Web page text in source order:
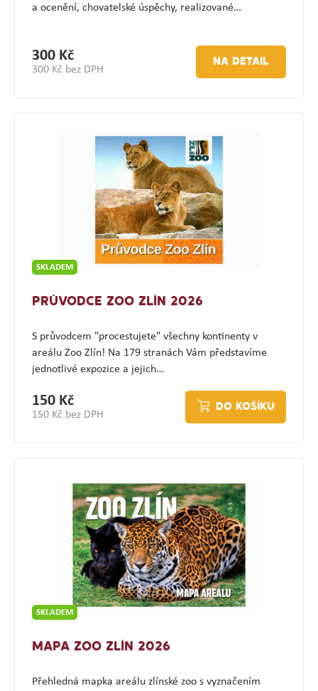
a ocenění, chovatelské úspěchy, realizované…
300 Kč
300 Kč bez DPH
NA DETAIL
SKLADEM
PRŮVODCE ZOO ZLÍN 2026
S průvodcem "procestujete" všechny kontinenty v
areálu Zoo Zlín! Na 179 stranách Vám představíme
jednotlivé expozice a jejich…
150 Kč
150 Kč bez DPH
DO KOŠÍKU
SKLADEM
MAPA ZOO ZLÍN 2026
Přehledná mapka areálu zlínské zoo s vyznačením